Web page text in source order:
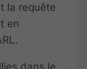
la requête
en
dans le